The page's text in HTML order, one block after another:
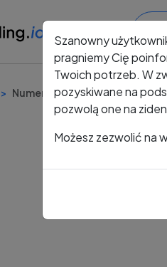
Numer +48 609 733 228
Szanowny
pragniemy Cię
Twoich potrzeb. W
pozyskiwane na
pozwolą one na
Możesz zezwolić na